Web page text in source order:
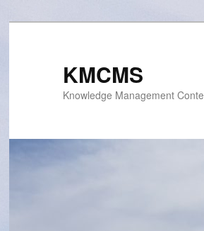
KMCMS
Knowledge Management